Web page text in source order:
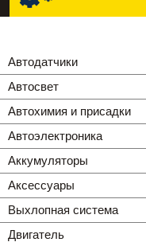
Автодатчики
Автосвет
Автохимия и присадки
Автоэлектроника
Аккумуляторы
Аксессуары
Выхлопная система
Двигатель